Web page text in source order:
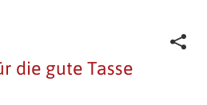
die gute Tasse